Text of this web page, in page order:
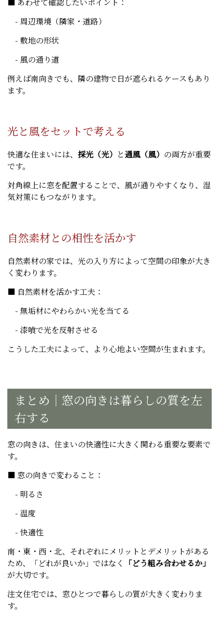
- 周辺環境（隣家・道路）
- 敷地の形状
- 風の通り道
例えば南向きでも、隣の建物で日が遮られるケースもあり
ます。
光と風をセットで考える
快適な住まいには、 採光（光） と通風（風） の両方が重要
です。
対角線上に窓を配置することで、風が通りやすくなり、湿
気対策にもつながります。
自然素材との相性を活かす
自然素材の家では、光の入り方によって空間の印象が大き
く変わります。
■ 自然素材を活かす工夫：
- 無垢材にやわらかい光を当てる
- 漆喰で光を反射させる
こうした工夫によって、より心地よい空間が生まれます。
まとめ｜窓の向きは暮らしの質を左
右する
窓の向きは、住まいの快適性に大きく関わる重要な要素で
す。
■ 窓の向きで変わること：
- 明るさ
- 温度
- 快適性
南・東・西・北、それぞれにメリットとデメリットがある
ため、「どれが良いか」ではなく
「どう組み合わせるか」
が大切です。
注文住宅では、窓ひとつで暮らしの質が大きく変わりま
す。